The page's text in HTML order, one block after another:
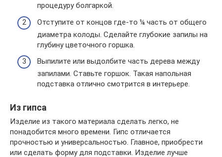
процедуру болгаркой.
Отступите от концов где-то ¼ часть от общего
диаметра колоды. Сделайте глубокие запилы на
глубину цветочного горшка.
Выпилите или выдолбите часть дерева между
запилами. Ставьте горшок. Такая напольная
подставка отлично смотрится в интерьере.
Из гипса
Изделие из такого материала сделать легко, не
понадобится много времени. Гипс отличается
прочностью и универсальностью. Главное, приобрести
или сделать форму для подставки. Изделие лучше